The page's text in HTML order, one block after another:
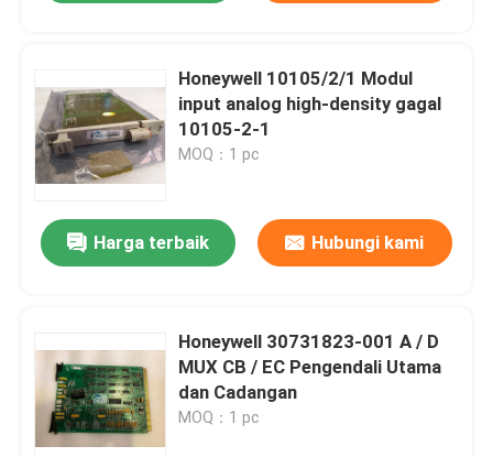
Honeywell 10105/2/1 Modul
input analog high-density gagal
10105-2-1
MOQ：1 pc
Harga terbaik Hubungi kami
Honeywell 30731823-001 A / D
MUX CB / EC Pengendali Utama
dan Cadangan
MOQ：1 pc